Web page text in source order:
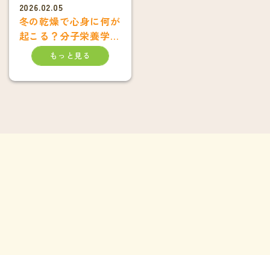
2026.02.05
冬の乾燥で心身に何が
起こる？分子栄養学
（オーソモレキュラ
ー）からみた不調と対
策
もっと見る